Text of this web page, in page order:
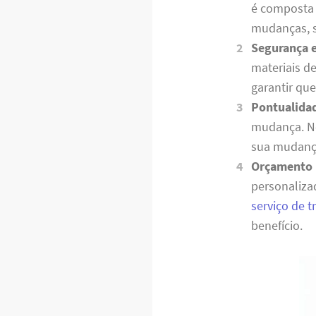
é
mudanças,
Segurança
materiais
garantir
mudança.
sua
serviço de
benefício.